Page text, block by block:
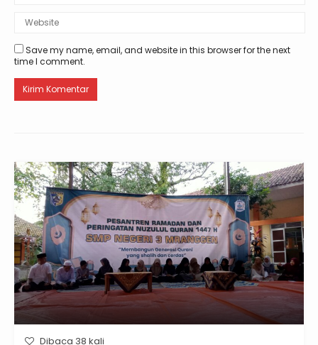
Save my name, email, and website in this browser for the next
time I comment.
Dibaca 38 kali